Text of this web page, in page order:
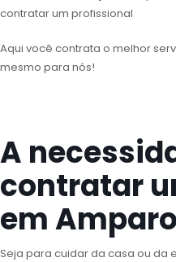
contratar um profissional
Aqui você contrata o melhor
mesmo para nós!
A
contratar
em Amparo
Seja para cuidar da casa ou da